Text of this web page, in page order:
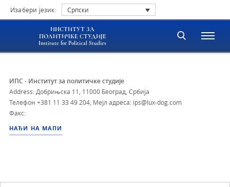
Изабери језик: Српски
ИНСТИТУТ ЗА
ПОЛИТИЧКЕ СТУДИЈЕ
Institute for Political Studies
ИПС - Институт за политичке студије
Address: Добрињска 11, 11000 Београд, Србија
Телефон +381 11 33 49 204 Мејл адреса: ips@lux-dog.com
Факс:
НАЂИ НА МАПИ